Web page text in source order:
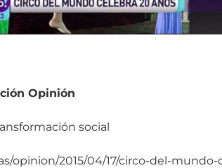
Opinión
social
opinion/2015/04/17/circo-del-